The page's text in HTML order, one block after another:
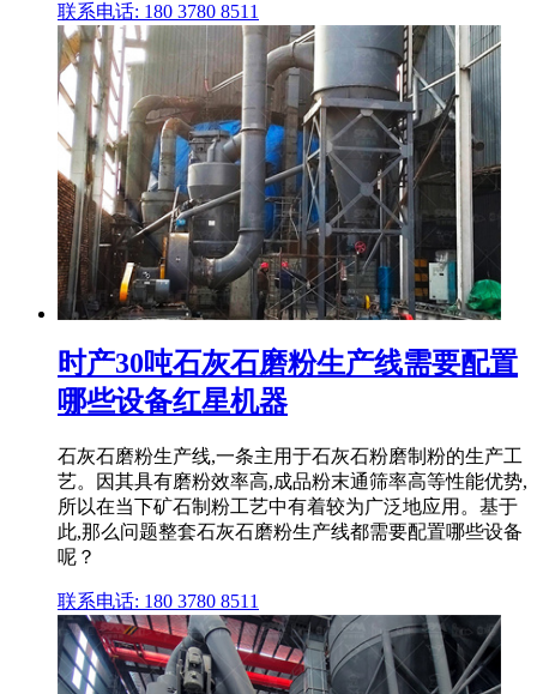
联系电话: 180 3780 8511
时产30吨石灰石磨粉生产线需要配置
哪些设备红星机器
石灰石磨粉生产线,一条主用于石灰石粉磨制粉的生产工
艺。因其具有磨粉效率高,成品粉末通筛率高等性能优势,
所以在当下矿石制粉工艺中有着较为广泛地应用。基于
此,那么问题整套石灰石磨粉生产线都需要配置哪些设备
呢？
联系电话: 180 3780 8511